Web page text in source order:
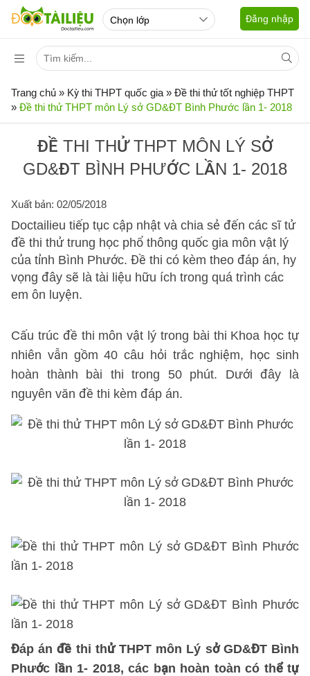
Đăng nhập
Trang chủ » Kỳ thi THPT quốc gia » Đề thi thử tốt nghiệp THPT
» Đề thi thử THPT môn Lý sở GD&ĐT Bình Phước lần 1- 2018
ĐỀ THI THỬ THPT MÔN LÝ SỞ
GD&ĐT BÌNH PHƯỚC LẦN 1- 2018
Xuất bản: 02/05/2018
Doctailieu tiếp tục cập nhật và chia sẻ đến các sĩ tử
đề thi thử trung học phổ thông quốc gia môn vật lý
của tỉnh Bình Phước. Đề thi có kèm theo đáp án, hy
vọng đây sẽ là tài liệu hữu ích trong quá trình các
em ôn luyện.
Cấu trúc đề thi môn vật lý trong bài thi Khoa học tự
nhiên vẫn gồm 40 câu hỏi trắc nghiệm, học sinh
hoàn thành bài thi trong 50 phút. Dưới đây là
nguyên văn đề thi kèm đáp án.
Đáp án đề thi thử THPT môn Lý sở GD&ĐT Bình
Phước lần 1- 2018, các bạn hoàn toàn có thể tự